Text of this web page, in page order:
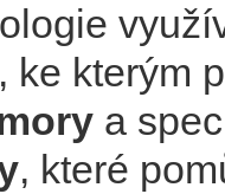
, ke kterým
a
, které